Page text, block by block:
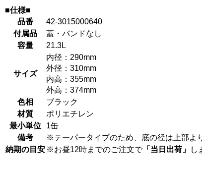
■仕様■
品番
42-3015000640
付属品
蓋・バンドなし
容量
21.3L
サイズ
内径：290mm
外径：310mm
内高：355mm
外高：374mm
色相
ブラック
材質
ポリエチレン
最小単位
1缶
備考
※テーパータイプのため、底の径は上部よ
納期の目安 ※お昼12時までのご注文で「当日出荷」 し